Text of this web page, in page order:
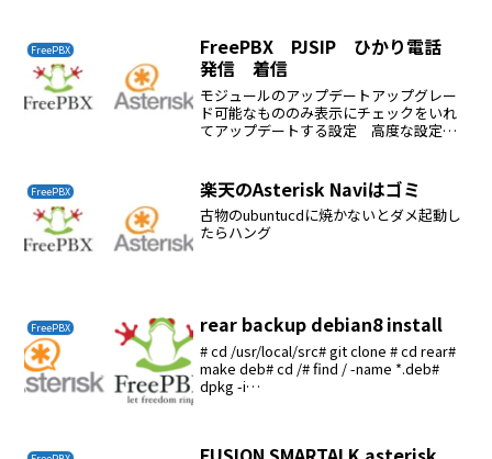
FreePBX
FreePBX PJSIP ひかり電話
発信 着信
モジュールのアップデートアップグレー
ド可能なもののみ表示にチェックをいれ
てアップデートする設定 高度な設定国
定を表示するをはいにする追加モジュー
ルSound ...
FreePBX 楽天のAsterisk Naviはゴミ
古物のubuntucdに焼かないとダメ起動し
たらハング
FreePBX rear backup debian8 install
# cd /usr/local/src# git clone # cd rear#
make deb# cd /# find / -name *.deb#
dpkg -i